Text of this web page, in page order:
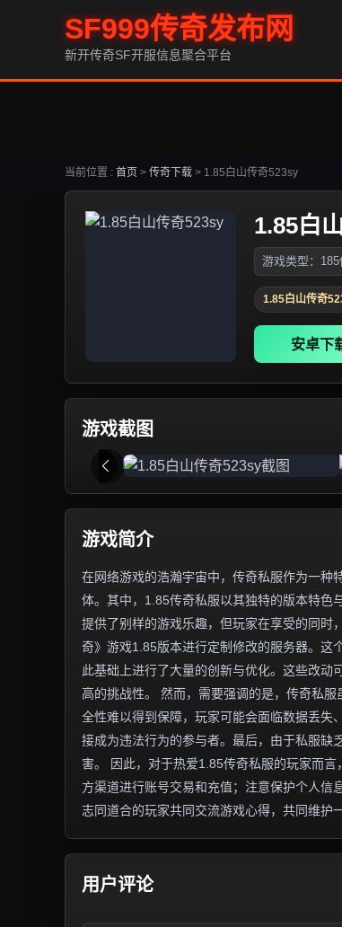
SF999传奇发布网
新开传奇SF开服信息聚合平台
当前位置 : 首页 > 传奇下载 > 1.85白山传奇523sy
1.85白
游戏类型：185
1.85白山传奇
安卓下
游戏截图
游戏简介
在网络游戏的浩瀚宇宙中，传奇私服作为一种
体。其中，1.85传奇私服以其独特的版本特色
提供了别样的游戏乐趣，但玩家在享受的同时
奇》游戏1.85版本进行定制修改的服务器。这
此基础上进行了大量的创新与优化。这些改动
高的挑战性。 然而，需要强调的是，传奇私
全性难以得到保障，玩家可能会面临数据丢失
接成为违法行为的参与者。最后，由于私服缺
害。 因此，对于热爱1.85传奇私服的玩家而
方渠道进行账号交易和充值；注意保护个人信
志同道合的玩家共同交流游戏心得，共同维护
用户评论